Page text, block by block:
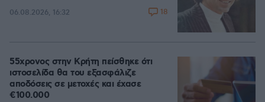
06.08.2026, 16:32 18
55χρονος στην Κρήτη πείσθηκε ότι
ιστοσελίδα θα του εξασφάλιζε
αποδόσεις σε μετοχές και έχασε
€100.000